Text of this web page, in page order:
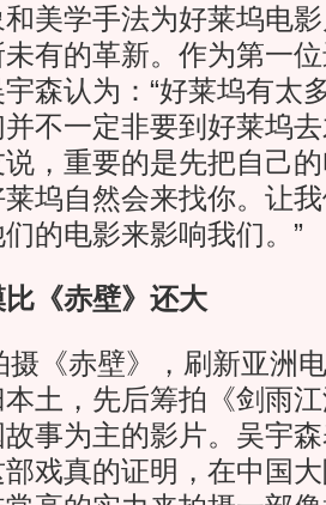
美学手法为好莱坞电
有的革新。作为第一
森认为：“好莱坞有太
不一定非要到好莱坞
，重要的是先把自己
坞自然会来找你。让
的电影来影响我们。”
《赤壁》还大
赤壁》，刷新亚洲电
土，先后筹拍《剑雨
事为主的影片。吴宇
戏真的证明，在中国